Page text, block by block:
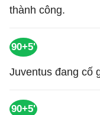
thành công.
90+5'
Juventus đang cố
90+5'